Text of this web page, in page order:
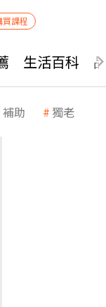
買課程
生活百科
補助 獨老